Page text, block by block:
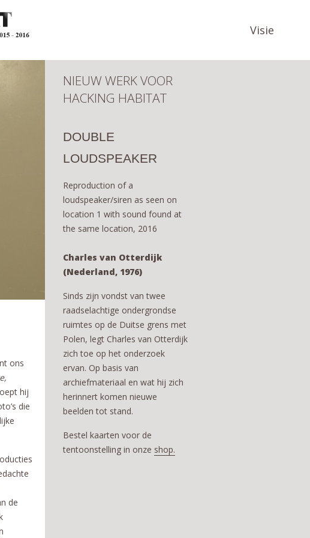
ons
hij
die
de
NIEUW WERK VOOR
HACKING HABITAT
DOUBLE
LOUDSPEAKER
Reproduction of a
loudspeaker/siren as seen on
location 1 with sound found at
the same location, 2016
Charles van Otterdijk
(Nederland, 1976)
Sinds zijn vondst van twee
raadselachtige ondergrondse
ruimtes op de Duitse grens met
Polen, legt Charles van Otterdijk
zich toe op het onderzoek
ervan. Op basis van
archiefmateriaal en wat hij zich
herinnert komen nieuwe
beelden tot stand.
Bestel kaarten voor de
tentoonstelling in onze shop.
Visie